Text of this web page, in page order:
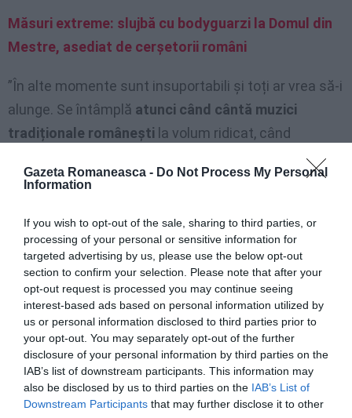
Gazeta Romaneasca - Do Not Process My Personal
Information
If you wish to opt-out of the sale, sharing to third parties, or
processing of your personal or sensitive information for
targeted advertising by us, please use the below opt-out
section to confirm your selection. Please note that after your
opt-out request is processed you may continue seeing
interest-based ads based on personal information utilized by
us or personal information disclosed to third parties prior to
your opt-out. You may separately opt-out of the further
disclosure of your personal information by third parties on the
IAB’s list of downstream participants. This information may
also be disclosed by us to third parties on the IAB’s List of
Downstream Participants that may further disclose it to other
Măsuri extreme: slujbă cu bodyguarzi la Domul din
Mestre, asediat de cerşetorii români
”În alte momente sunt insuportabili și toți ar vrea să-i
alunge. Se întâmplă atunci când cântă muzici
tradiționale românești la volum ridicat, când
muzicienilor este și
patronul de la Bottega
del Caffe. „Ce zgomot
care asurzește
urechile?”, se întreabă
el, „clienților mei le place și muzica lorcare se
inspiră din ritmurile magice și dinamice ale lui Goran
Bregovic. După părerea mea nu enervează pe nimeni.
Dimpotrivă,produc bucurie și veselie în întreg